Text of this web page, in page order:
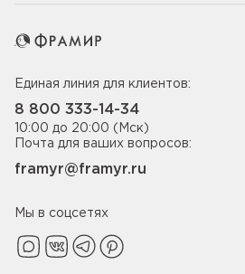
Единая линия для клиентов:
8 800 333-14-34
10:00 до 20:00 (Мск)
Почта для ваших вопросов:
framyr@framyr.ru
Мы в соцсетях